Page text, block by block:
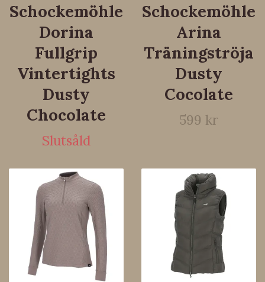
Schockemöhle
Dorina
Fullgrip
Vintertights
Dusty
Chocolate
Slutsåld
Schockemöhle
Arina
Träningströja
Dusty
Cocolate
599 kr